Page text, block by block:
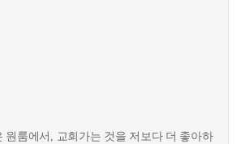
원룸에서, 교회가는 것을 저보다 더 좋아하